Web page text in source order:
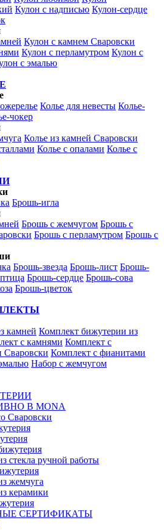
Кулон с надписью Кулон-сердце
Кулон с камнем Сваровски
Кулон с перламутром Кулон с
с эмалью
Колье для невесты Колье-
чокер
Колье из камней Сваровски
Колье с опалами Колье с
Брошь-игла
Брошь с жемчугом Брошь с
Брошь с перламутром Брошь с
Брошь-звезда Брошь-лист Брошь-
Брошь-сердце Брошь-сова
Брошь-цветок
камней Комплект бижутерии из
с камнями Комплект с
Сваровски Комплект с фианитами
Набор с жемчугом
В MONA
Сваровски
стекла ручной работы
жемчуга
керамики
СЕРТИФИКАТЫ